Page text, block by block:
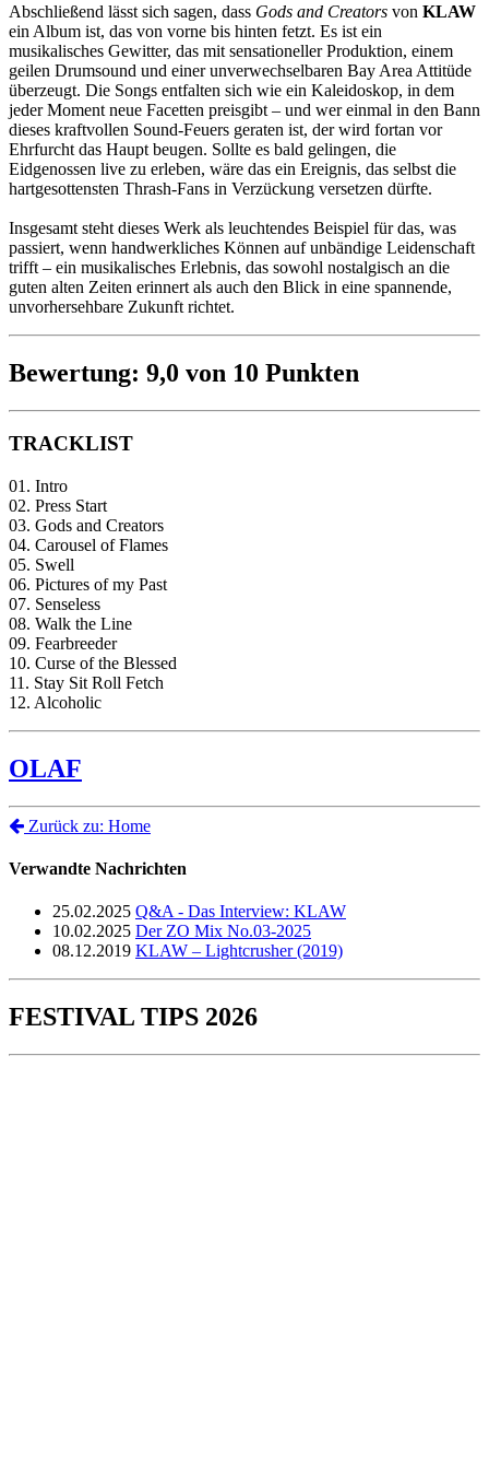
Abschließend lässt sich sagen, dass Gods and Creators von KLAW
ein Album ist, das von vorne bis hinten fetzt. Es ist ein
musikalisches Gewitter, das mit sensationeller Produktion, einem
geilen Drumsound und einer unverwechselbaren Bay Area Attitüde
überzeugt. Die Songs entfalten sich wie ein Kaleidoskop, in dem
jeder Moment neue Facetten preisgibt – und wer einmal in den Bann
dieses kraftvollen Sound-Feuers geraten ist, der wird fortan vor
Ehrfurcht das Haupt beugen. Sollte es bald gelingen, die
Eidgenossen live zu erleben, wäre das ein Ereignis, das selbst die
hartgesottensten Thrash-Fans in Verzückung versetzen dürfte.
Insgesamt steht dieses Werk als leuchtendes Beispiel für das, was
passiert, wenn handwerkliches Können auf unbändige Leidenschaft
trifft – ein musikalisches Erlebnis, das sowohl nostalgisch an die
guten alten Zeiten erinnert als auch den Blick in eine spannende,
unvorhersehbare Zukunft richtet.
Bewertung: 9,0 von 10 Punkten
TRACKLIST
01. Intro
02. Press Start
03. Gods and Creators
04. Carousel of Flames
05. Swell
06. Pictures of my Past
07. Senseless
08. Walk the Line
09. Fearbreeder
10. Curse of the Blessed
11. Stay Sit Roll Fetch
12. Alcoholic
OLAF
Zurück zu: Home
Verwandte Nachrichten
25.02.2025 Q&A - Das Interview: KLAW
10.02.2025 Der ZO Mix No.03-2025
08.12.2019 KLAW – Lightcrusher (2019)
FESTIVAL TIPS 2026